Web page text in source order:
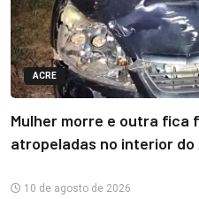
ACRE
Mulher morre e outra fica
atropeladas no interior do
10 de agosto de 2026